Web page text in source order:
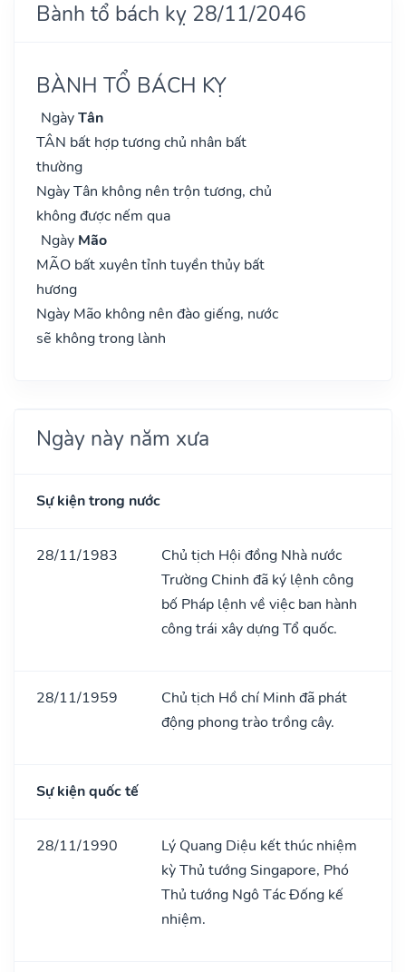
Bành tổ bách kỵ 28/11/2046
BÀNH TỔ BÁCH KỴ
NgàyTân
TÂN bất hợp tương chủ nhân bất
thường
Ngày Tân không nên trộn tương, chủ
không được nếm qua
Ngày Mão
MÃO bất xuyên tỉnh tuyền thủy bất
hương
Ngày Mão không nên đào giếng, nước
sẽ không trong lành
Ngày này năm xưa
Sự kiện trong nước
28/11/1983
Chủ tịch Hội đồng Nhà nước
Trường Chinh đã ký lệnh công
bố Pháp lệnh về việc ban hành
công trái xây dựng Tổ quốc.
28/11/1959
Chủ tịch Hồ chí Minh đã phát
động phong trào trồng cây.
Sự kiện quốc tế
28/11/1990
Lý Quang Diệu kết thúc nhiệm
kỳ Thủ tướng Singapore, Phó
Thủ tướng Ngô Tác Đống kế
nhiệm.